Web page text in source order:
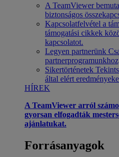
A TeamViewer
biztonságos
Kapcsolatfelvétel a
támogatási cikkek
kapcsolatot.
Legyen partnerünk
Sikertörténetek
által elért
HÍREK
A TeamViewer arról
gyorsan elfogadták
ajánlatukat.
Forrásanyagok